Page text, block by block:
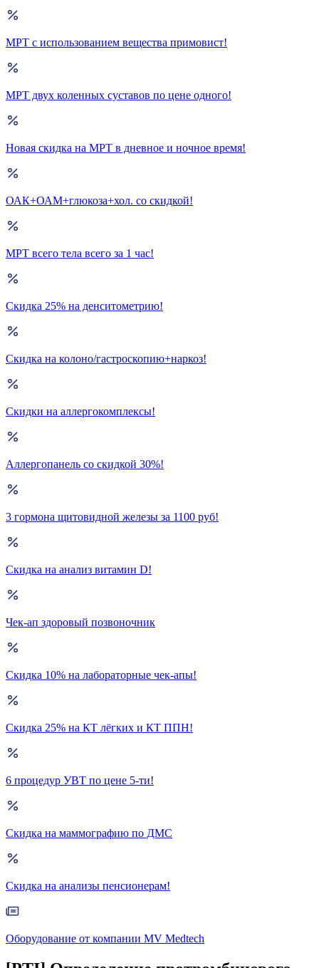
МРТ с использованием вещества примовист!
МРТ двух коленных суставов по цене одного!
Новая скидка на МРТ в дневное и ночное время!
ОАК+ОАМ+глюкоза+хол. со скидкой!
МРТ всего тела всего за 1 час!
Скидка 25% на денситометрию!
Скидка на колоно/гастроскопию+наркоз!
Скидки на аллергокомплексы!
Аллергопанель со скидкой 30%!
3 гормона щитовидной железы за 1100 руб!
Скидка на анализ витамин D!
Чек-ап здоровый позвоночник
Скидка 10% на лабораторные чек-апы!
Скидка 25% на КТ лёгких и КТ ППН!
6 процедур УВТ по цене 5-ти!
Скидка на маммографию по ДМС
Скидка на анализы пенсионерам!
Оборудование от компании MV Medtech